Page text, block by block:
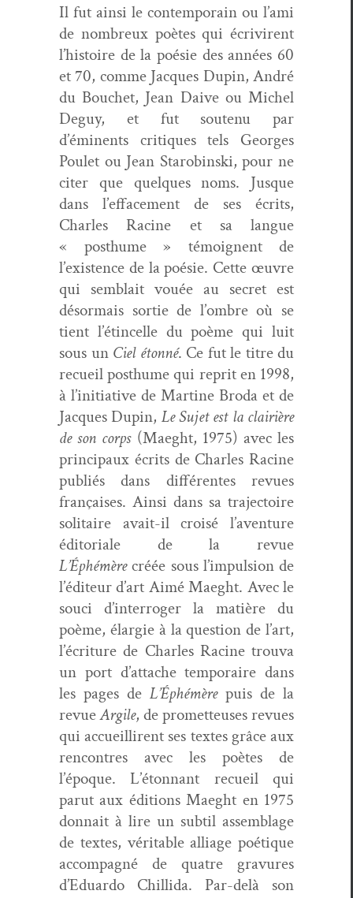
Il fut ain­si le con­tem­po­rain ou l’ami
de nom­breux poètes qui écrivirent
l’histoire de la poésie des années 60
et 70, comme Jacques Dupin, André
du Bouchet, Jean Daive ou Michel
Deguy, et fut soutenu par
d’éminents cri­tiques tels Georges
Poulet ou Jean Starobin­s­ki, pour ne
citer que quelques noms. Jusque
dans l’effacement de ses écrits,
Charles Racine et sa langue
« posthume » témoignent de
l’existence de la poésie. Cette œuvre
qui sem­blait vouée au secret est
désor­mais sor­tie de l’ombre où se
tient l’étincelle du poème qui luit
sous un Ciel éton­né. Ce fut le titre du
recueil posthume qui reprit en 1998,
à l’initiative de Mar­tine Bro­da et de
Jacques Dupin, Le Sujet est la clair­ière
de son corps (Maeght, 1975) avec les
prin­ci­paux écrits de Charles Racine
pub­liés dans dif­férentes revues
français­es. Ain­si dans sa tra­jec­toire
soli­taire avait-il croisé l’aventure
édi­to­ri­ale de la revue
L’Éphémèrecréée sous l’impulsion de
l’éditeur d’art Aimé Maeght. Avec le
souci d’interroger la matière du
poème, élargie à la ques­tion de l’art,
l’écriture de Charles Racine trou­va
un port d’attache tem­po­raire dans
les pages de L’Éphémère puis de la
revueArgile, de promet­teuses revues
qui accueil­lirent ses textes grâce aux
ren­con­tres avec les poètes de
l’époque. L’étonnant recueil qui
parut aux édi­tions Maeght en 1975
don­nait à lire un sub­til assem­blage
de textes, véri­ta­ble alliage poé­tique
accom­pa­g­né de qua­tre gravures
d’Eduardo Chill­i­da. Par-delà son